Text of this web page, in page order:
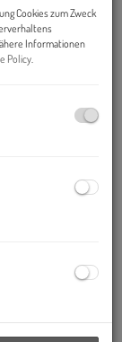
Vernissagen,
Cookies zum Zweck
Informationen
Policy